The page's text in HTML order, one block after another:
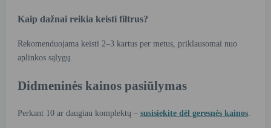
Kaip dažnai reikia keisti filtrus?
Rekomenduojama keisti 2–3 kartus per metus, priklausomai nuo
aplinkos sąlygų.
Didmeninės kainos pasiūlymas
Perkant 10 ar daugiau komplektų – susisiekite dėl geresnės kainos